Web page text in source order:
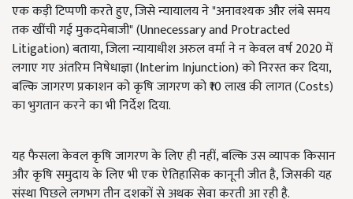
एक कड़ी टिप्पणी करते हुए, जिसे न्यायालय ने "अनावश्यक और लंबे समय
तक खींची गई मुकदमेबाजी" (Unnecessary and Protracted
Litigation) बताया, जिला न्यायाधीश अरुल वर्मा ने न केवल वर्ष 2020 में
लगाए गए अंतरिम निषेधाज्ञा (Interim Injunction) को निरस्त कर दिया,
बल्कि जागरण प्रकाशन को कृषि जागरण को ₹10 लाख की लागत (Costs)
का भुगतान करने का भी निर्देश दिया.
यह फैसला केवल कृषि जागरण के लिए ही नहीं, बल्कि उस व्यापक किसान
और कृषि समुदाय के लिए भी एक ऐतिहासिक कानूनी जीत है, जिसकी यह
संस्था पिछले लगभग तीन दशकों से अथक सेवा करती आ रही है.